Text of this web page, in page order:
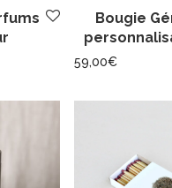
Bougie
59,00€